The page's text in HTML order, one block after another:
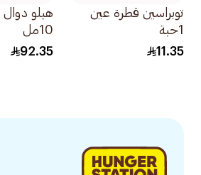
توبراسين قطرة عين
1حبة
11.35
هيلو
10مل
92.35